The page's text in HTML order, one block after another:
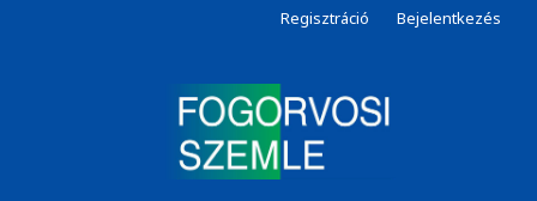
Regisztráció Bejelentkezés